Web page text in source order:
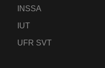
INSSA
IUT
UFR SVT